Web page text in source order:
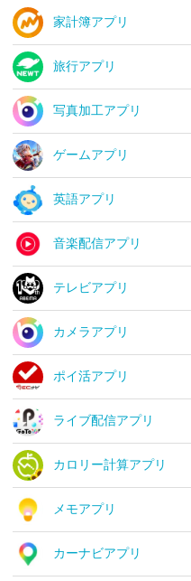
家計簿アプリ
旅行アプリ
写真加工アプリ
ゲームアプリ
英語アプリ
音楽配信アプリ
テレビアプリ
カメラアプリ
ポイ活アプリ
ライブ配信アプリ
カロリー計算アプリ
メモアプリ
カーナビアプリ